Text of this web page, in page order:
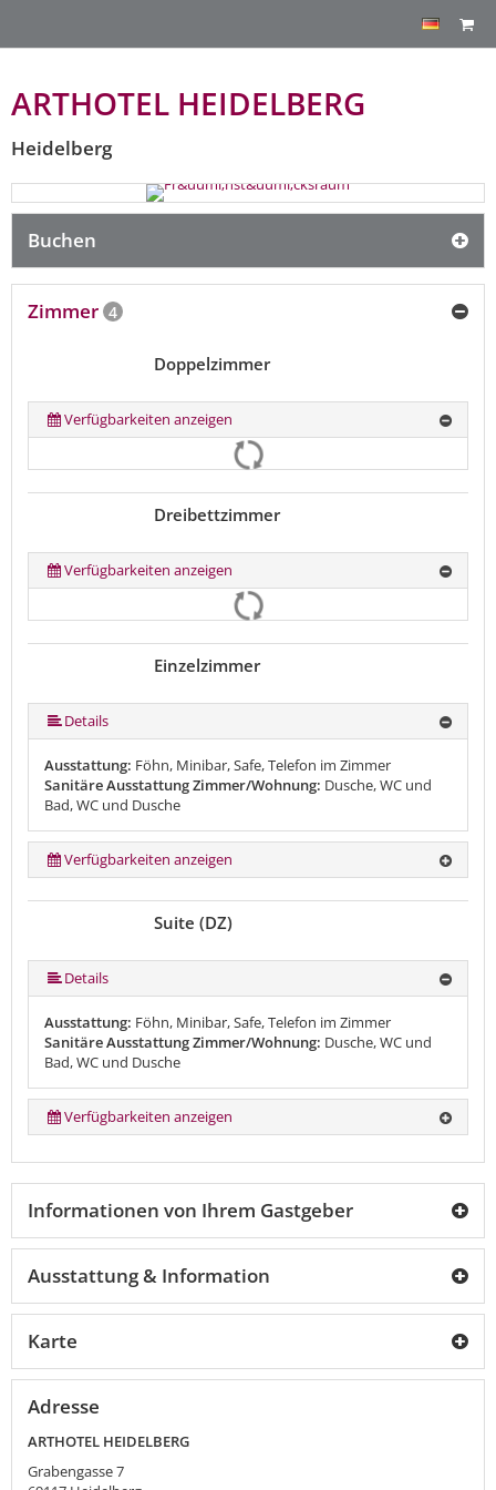
ARTHOTEL HEIDELBERG
Heidelberg
Buchen
Zimmer 4
Doppelzimmer
Verfügbarkeiten anzeigen
Dreibettzimmer
Verfügbarkeiten anzeigen
Einzelzimmer
Details
Ausstattung: Föhn, Minibar, Safe, Telefon im Zimmer
Sanitäre Ausstattung Zimmer/Wohnung: Dusche, WC und
Bad, WC und Dusche
Verfügbarkeiten anzeigen
Suite (DZ)
Details
Ausstattung: Föhn, Minibar, Safe, Telefon im Zimmer
Sanitäre Ausstattung Zimmer/Wohnung: Dusche, WC und
Bad, WC und Dusche
Verfügbarkeiten anzeigen
Informationen von Ihrem Gastgeber
Ausstattung & Information
Karte
Adresse
ARTHOTEL HEIDELBERG
Grabengasse 7